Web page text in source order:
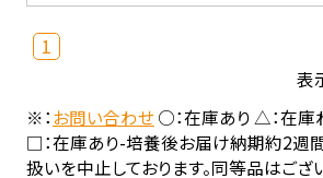
1
表
※：お問い合わせ○：在庫あり △：在庫
□：在庫あり-培養後お届け納期約2週
扱いを中止しております。同等品はござ